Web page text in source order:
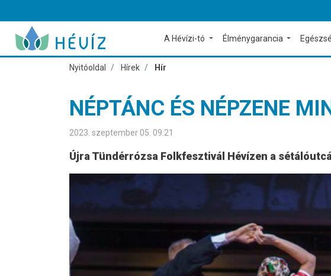
A Hévízi-tó Élménygarancia
Nyitóoldal Hírek Hír
NÉPTÁNC ÉS NÉPZENE
2023. szeptember 05. 09:21
Újra Tündérrózsa Folkfesztivál Hévízen a